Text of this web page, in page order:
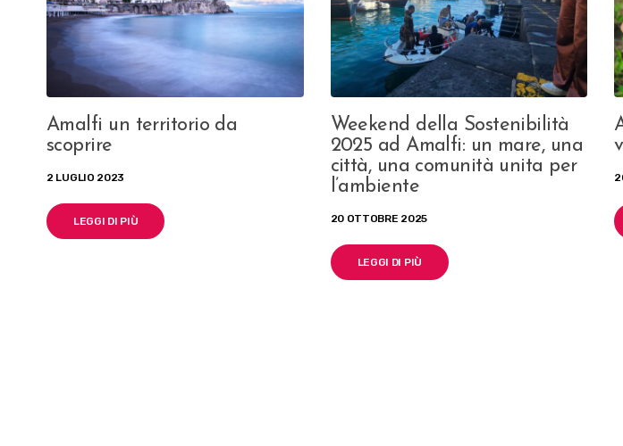
Amalfi un territorio da
scoprire
2 LUGLIO 2023
LEGGI DI PIÙ
Weekend della Sostenibilità
2025 ad Amalfi: un mare, una
città, una comunità unita per
l’ambiente
20 OTTOBRE 2025
LEGGI DI PIÙ